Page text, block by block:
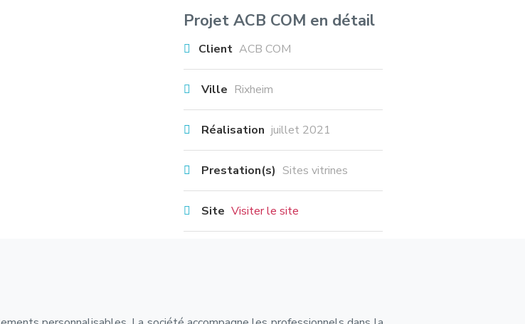
Projet ACB COM en détail
Client ACB COM
Ville Rixheim
Réalisation juillet 2021
Prestation(s) Sites vitrines
Site Visiter le site